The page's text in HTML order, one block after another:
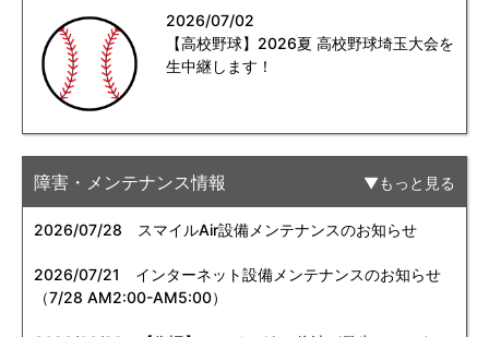
2026/07/02
【高校野球】2026夏 高校野球埼玉大会を
生中継します！
障害・メンテナンス情報 もっと見る
2026/07/28 スマイルAir設備メンテナンスのお知らせ
2026/07/21
インターネット設備メンテナンスのお知らせ
（7/28 AM2:00-AM5:00）